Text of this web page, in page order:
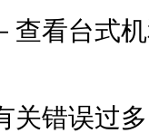
查看台式
关错误过